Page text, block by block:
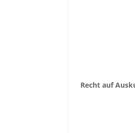
Recht auf